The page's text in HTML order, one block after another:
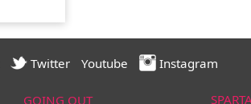
Twitter Youtube Instagram
GOING OUT